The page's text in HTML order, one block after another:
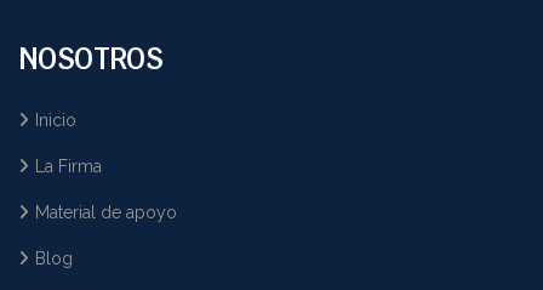
NOSOTROS
Inicio
La Firma
Material de apoyo
Blog